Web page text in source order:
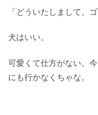
「どういたしまして。
犬はいい。
可愛くて仕方がない。
にも行かなくちゃな。